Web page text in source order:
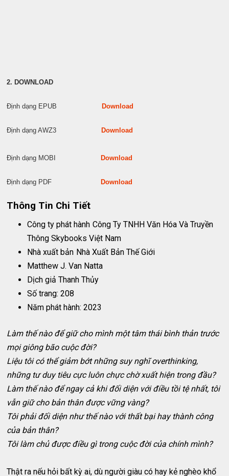
2. DOWNLOAD
Định dạng EPUB Download
Định dạng AWZ3 Download
Định dạng MOBI Download
Định dạng PDF Download
Thông Tin Chi Tiết
Công ty phát hành Công Ty TNHH Văn Hóa Và Truyền
Thông Skybooks Việt Nam
Nhà xuất bản Nhà Xuất Bản Thế Giới
Matthew J. Van Natta
Dịch giả Thanh Thủy
Số trang: 208
Năm phát hành: 2023
Làm thế nào để giữ cho mình một tâm thái bình thản trước
mọi giông bão cuộc đời?
Liệu tôi có thể giảm bớt những suy nghĩ overthinking,
những tư duy tiêu cực luôn chực chờ xuất hiện trong đầu?
Làm thế nào để ngay cả khi đối diện với điều tồi tệ nhất, tôi
vẫn giữ cho bản thân được vững vàng?
Tôi phải đối diện như thế nào với thất bại hay thành công
của bản thân?
Tôi làm chủ được điều gì trong cuộc đời của chính mình?
Thật ra nếu hỏi bất kỳ ai, dù người giàu có hay kẻ nghèo khổ